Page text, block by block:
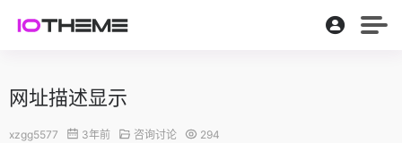
网址描述显示
xzgg5577 3年前 咨询讨论 294